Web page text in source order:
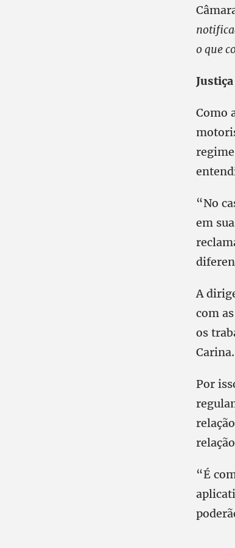
o que
Como
“No
em
A
com
os
Carina.
Por
“É